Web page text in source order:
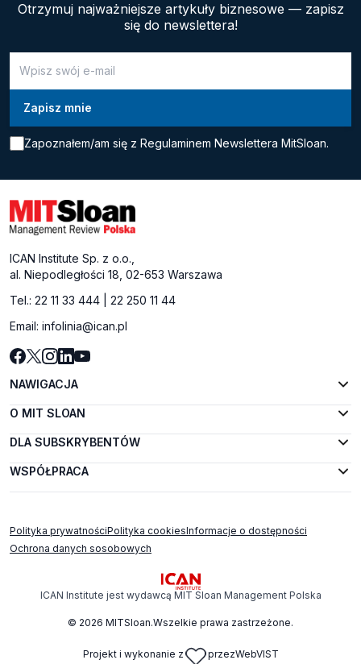
Otrzymuj najważniejsze artykuły biznesowe — zapisz
się do newslettera!
Zapoznałem/am się z Regulaminem Newslettera MitSloan.
NAWIGACJA
O MIT SLOAN
DLA SUBSKRYBENTÓW
WSPÓŁPRACA
ICAN Institute Sp. z o.o.,
al. Niepodległości 18, 02-653 Warszawa
Tel.: 22 11 33 444
22 250 11 44
Email: infolinia@ican.pl
Polityka prywatnościPolityka cookiesInformacje o dostępności
Ochrona danych sosobowych
ICAN Institute jest wydawcą MIT Sloan Management Polska
© 2026 MITSloan.Wszelkie prawa zastrzeżone.
Projekt i wykonanie z przezWebVIST